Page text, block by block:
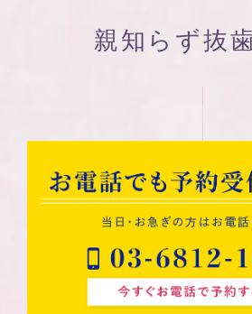
親知らず抜